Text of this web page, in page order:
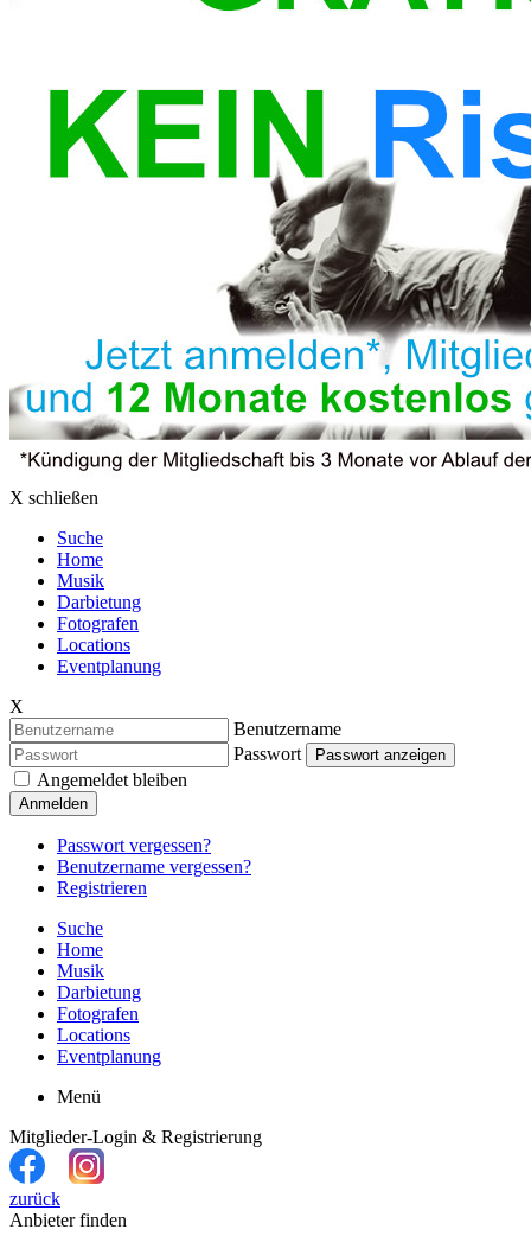
X schließen
Suche
Home
Musik
Darbietung
Fotografen
Locations
Eventplanung
X
Benutzername
Passwort
Passwort anzeigen
Angemeldet bleiben
Anmelden
Passwort vergessen?
Benutzername vergessen?
Registrieren
Suche
Home
Musik
Darbietung
Fotografen
Locations
Eventplanung
Menü
Mitglieder-Login & Registrierung
zurück
Anbieter finden